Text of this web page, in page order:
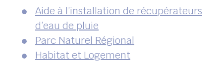
Aide à l’installation de récupérateurs
d’eau de pluie
Parc Naturel Régional
Habitat et Logement